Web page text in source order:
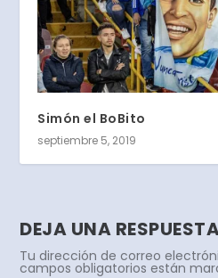
Simón el BoBito
septiembre 5, 2019
DEJA UNA
Tu dirección de correo
campos obligatorios están